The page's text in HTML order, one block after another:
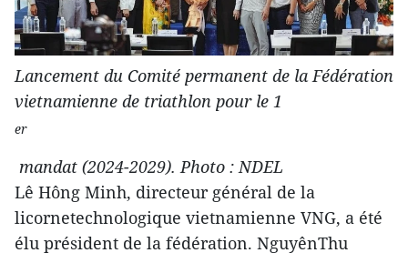
Lancement du Comité permanent de la Fédération
vietnamienne de triathlon pour le 1
er
mandat (2024-2029). Photo : NDEL
Lê Hông Minh, directeur général de la
licornetechnologique vietnamienne VNG, a été
élu président de la fédération. NguyênThu